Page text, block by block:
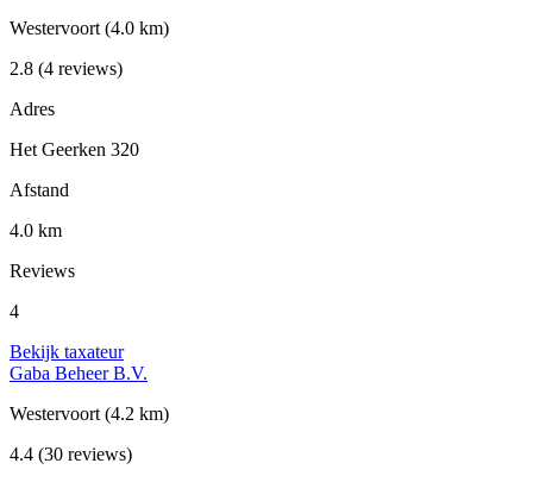
Westervoort (4.0 km)
2.8 (4 reviews)
Adres
Het Geerken 320
Afstand
4.0 km
Reviews
4
Bekijk taxateur
Gaba Beheer B.V.
Westervoort (4.2 km)
4.4 (30 reviews)